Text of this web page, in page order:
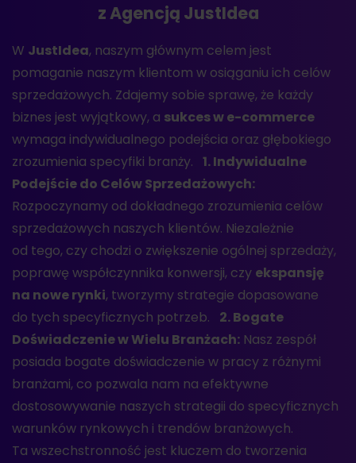
z Agencją JustIdea
W JustIdea, naszym głównym celem jest
pomaganie naszym klientom w osiąganiu ich celów
sprzedażowych. Zdajemy sobie sprawę, że każdy
biznes jest wyjątkowy, a sukces w e-commerce
wymaga indywidualnego podejścia oraz głębokiego
zrozumienia specyfiki branży. 1. Indywidualne
Podejście do Celów Sprzedażowych:
Rozpoczynamy od dokładnego zrozumienia celów
sprzedażowych naszych klientów. Niezależnie
od tego, czy chodzi o zwiększenie ogólnej sprzedaży,
poprawę współczynnika konwersji, czy ekspansję
na nowe rynki, tworzymy strategie dopasowane
do tych specyficznych potrzeb. 2. Bogate
Doświadczenie w Wielu Branżach: Nasz zespół
posiada bogate doświadczenie w pracy z różnymi
branżami, co pozwala nam na efektywne
dostosowywanie naszych strategii do specyficznych
warunków rynkowych i trendów branżowych.
Ta wszechstronność jest kluczem do tworzenia